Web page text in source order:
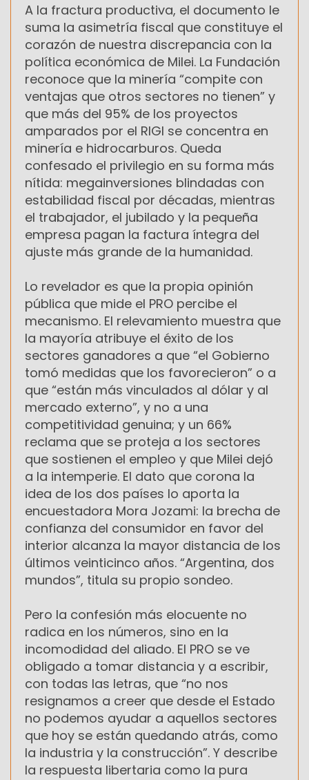
A la fractura productiva, el documento le
suma la asimetría fiscal que constituye el
corazón de nuestra discrepancia con la
política económica de Milei. La Fundación
reconoce que la minería “compite con
ventajas que otros sectores no tienen” y
que más del 95% de los proyectos
amparados por el RIGI se concentra en
minería e hidrocarburos. Queda
confesado el privilegio en su forma más
nítida: megainversiones blindadas con
estabilidad fiscal por décadas, mientras
el trabajador, el jubilado y la pequeña
empresa pagan la factura íntegra del
ajuste más grande de la humanidad.
Lo revelador es que la propia opinión
pública que mide el PRO percibe el
mecanismo. El relevamiento muestra que
la mayoría atribuye el éxito de los
sectores ganadores a que “el Gobierno
tomó medidas que los favorecieron” o a
que “están más vinculados al dólar y al
mercado externo”, y no a una
competitividad genuina; y un 66%
reclama que se proteja a los sectores
que sostienen el empleo y que Milei dejó
a la intemperie. El dato que corona la
idea de los dos países lo aporta la
encuestadora Mora Jozami: la brecha de
confianza del consumidor en favor del
interior alcanza la mayor distancia de los
últimos veinticinco años. “Argentina, dos
mundos”, titula su propio sondeo.
Pero la confesión más elocuente no
radica en los números, sino en la
incomodidad del aliado. El PRO se ve
obligado a tomar distancia y a escribir,
con todas las letras, que “no nos
resignamos a creer que desde el Estado
no podemos ayudar a aquellos sectores
que hoy se están quedando atrás, como
la industria y la construcción”. Y describe
la respuesta libertaria como la pura